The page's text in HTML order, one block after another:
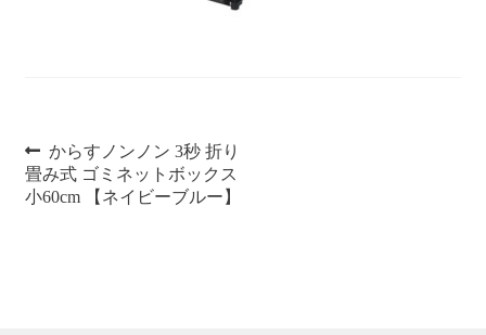
投
稿
前
の
投
からすノンノン 3秒 折り
畳み式 ゴミネットボックス
小60cm 【ネイビーブルー】